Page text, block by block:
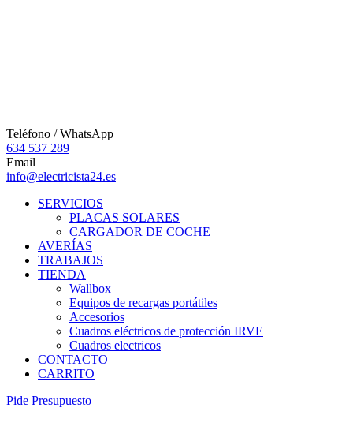
Teléfono / WhatsApp
634 537 289
Email
info@electricista24.es
SERVICIOS
PLACAS SOLARES
CARGADOR DE COCHE
AVERÍAS
TRABAJOS
TIENDA
Wallbox
Equipos de recargas portátiles
Accesorios
Cuadros eléctricos de protección IRVE
Cuadros electricos
CONTACTO
CARRITO
Pide Presupuesto